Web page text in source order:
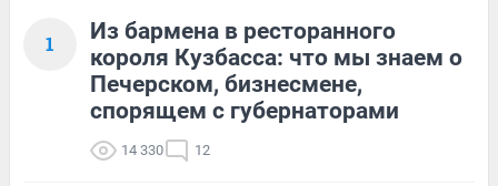
1
Из бармена в ресторанного
короля Кузбасса: что мы знаем о
Печерском, бизнесмене,
спорящем с губернаторами
14 330 12